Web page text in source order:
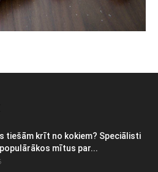
tiešām krīt no kokiem? Speciālisti
mītus par...